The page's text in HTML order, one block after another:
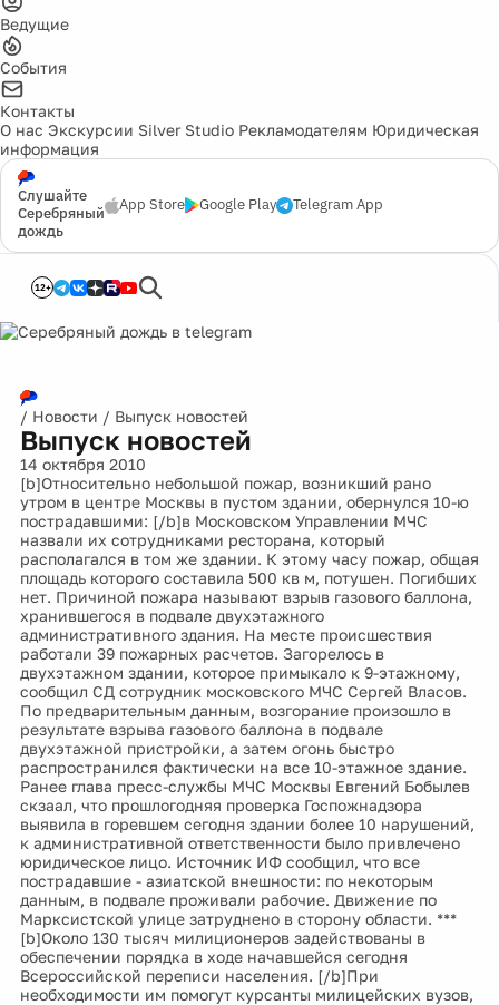
Ведущие
События
Контакты
О нас Экскурсии Silver Studio Рекламодателям Юридическая
информация
Слушайте
Серебряный
дождь
App Store Google Play Telegram App
12+
/ Новости / Выпуск новостей
Выпуск новостей
14 октября 2010
[b]Относительно небольшой пожар, возникший рано
утром в центре Москвы в пустом здании, обернулся 10-ю
пострадавшими: [/b]в Московском Управлении МЧС
назвали их сотрудниками ресторана, который
располагался в том же здании. К этому часу пожар, общая
площадь которого составила 500 кв м, потушен. Погибших
нет. Причиной пожара называют взрыв газового баллона,
хранившегося в подвале двухэтажного
административного здания. На месте происшествия
работали 39 пожарных расчетов. Загорелось в
двухэтажном здании, которое примыкало к 9-этажному,
сообщил СД сотрудник московского МЧС Сергей Власов.
По предварительным данным, возгорание произошло в
результате взрыва газового баллона в подвале
двухэтажной пристройки, а затем огонь быстро
распространился фактически на все 10-этажное здание.
Ранее глава пресс-службы МЧС Москвы Евгений Бобылев
скзаал, что прошлогодняя проверка Госпожнадзора
выявила в горевшем сегодня здании более 10 нарушений,
к административной ответственности было привлечено
юридическое лицо. Источник ИФ сообщил, что все
пострадавшие - азиатской внешности: по некоторым
данным, в подвале проживали рабочие. Движение по
Марксистской улице затруднено в сторону области. ***
[b]Около 130 тысяч милиционеров задействованы в
обеспечении порядка в ходе начавшейся сегодня
Всероссийской переписи населения. [/b]При
необходимости им помогут курсанты милицейских вузов,